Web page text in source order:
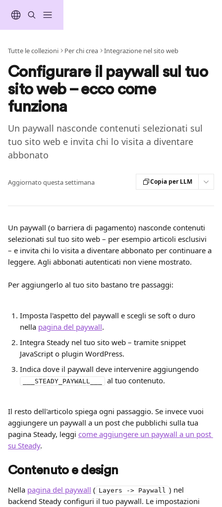
Tutte le collezioni Per chi crea Integrazione nel sito web
Configurare il paywall sul tuo
sito web – ecco come
funziona
Un paywall nasconde contenuti selezionati sul
tuo sito web e invita chi lo visita a diventare
abbonato
Aggiornato questa settimana Copia per LLM
Un paywall (o barriera di pagamento) nasconde contenuti
selezionati sul tuo sito web – per esempio articoli esclusivi
– e invita chi lo visita a diventare abbonato per continuare a
leggere. Agli abbonati autenticati non viene mostrato.
Per aggiungerlo al tuo sito bastano tre passaggi:
Imposta l'aspetto del paywall e scegli se soft o duro
nella pagina del paywall.
Integra Steady nel tuo sito web – tramite snippet
JavaScript o plugin WordPress.
Indica dove il paywall deve intervenire aggiungendo
___STEADY_PAYWALL___ al tuo contenuto.
Il resto dell'articolo spiega ogni passaggio. Se invece vuoi
aggiungere un paywall a un post che pubblichi sulla tua
pagina Steady, leggi come aggiungere un paywall a un post
su Steady.
Contenuto e design
Nella pagina del paywall ( Layers -> Paywall ) nel
backend Steady configuri il tuo paywall. Le impostazioni